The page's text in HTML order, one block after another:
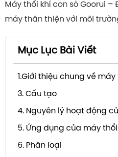
Máy thổi khí con sò Goorui
máy thân thiện với môi
Mục Lục Bài Viết
1.Giới thiệu chung về
3. Cấu tạo
4. Nguyên lý hoạt động
5. Ứng dụng của máy
6. Phân loại